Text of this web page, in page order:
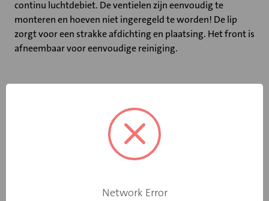
continu luchtdebiet. De ventielen zijn eenvoudig te
monteren en hoeven niet ingeregeld te worden! De lip
zorgt voor een strakke afdichting en plaatsing. Het front is
afneembaar voor eenvoudige reiniging.
Nee
Nee
Network Error